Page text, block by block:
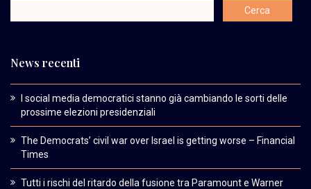
News recenti
I social media democratici stanno già cambiando le sorti delle
prossime elezioni presidenziali
The Democrats’ civil war over Israel is getting worse – Financial
Times
Tutti i rischi del ritardo della fusione tra Paramount e Warner